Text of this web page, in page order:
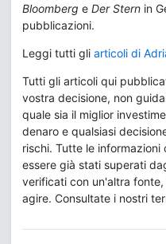
Bloomberg e Der Stern in
pubblicazioni.
Leggi tutti gli articoli di
Tutti gli articoli qui
vostra decisione, non
quale sia il miglior
denaro e qualsiasi
rischi. Tutte le
essere già stati superati
verificati con un'altra
agire. Consultate i nostri